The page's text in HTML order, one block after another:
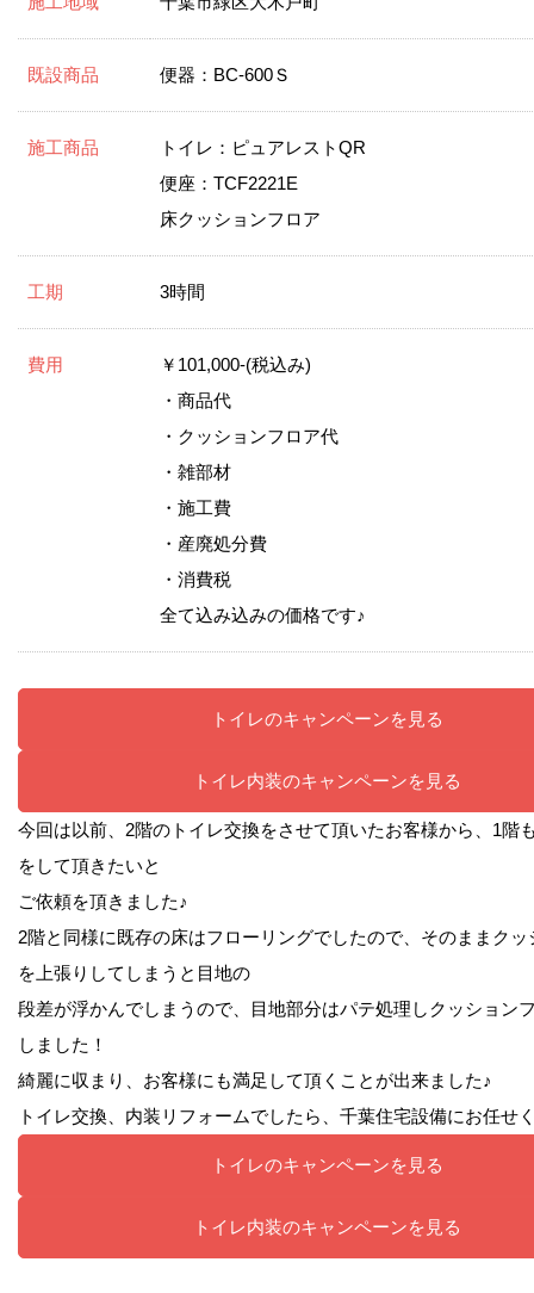
既設商品 便器：BC-600Ｓ
施工商品
トイレ：ピュアレストQR
便座：TCF2221E
床クッションフロア
工期 3時間
費用
￥101,000-(税込み)
・商品代
・クッションフロア代
・雑部材
・施工費
・産廃処分費
・消費税
全て込み込みの価格です♪
トイレのキャンペーンを見る
トイレ内装のキャンペーンを見る
今回は以前、2階のトイレ交換をさせて頂いたお客様から、1階
をして頂きたいと
ご依頼を頂きました♪
2階と同様に既存の床はフローリングでしたので、そのままクッ
を上張りしてしまうと目地の
段差が浮かんでしまうので、目地部分はパテ処理しクッション
しました！
綺麗に収まり、お客様にも満足して頂くことが出来ました♪
トイレ交換、内装リフォームでしたら、千葉住宅設備にお任せ
トイレのキャンペーンを見る
トイレ内装のキャンペーンを見る